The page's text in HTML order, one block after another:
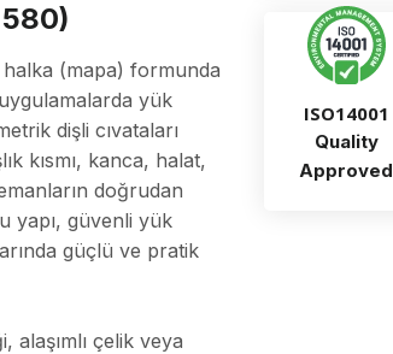
580)
halka (mapa) formunda
yük
dişli cıvataları
kısmı, kanca, halat,
doğrudan
yapı, güvenli yük
güçlü ve pratik
alaşımlı çelik veya
ISO14001
Quality
Approved